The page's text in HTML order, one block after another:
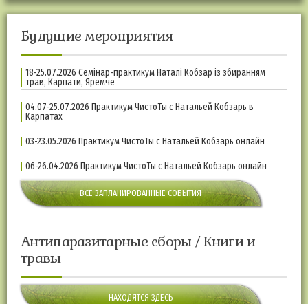
Будущие мероприятия
18-25.07.2026 Семінар-практикум Наталі Кобзар із збиранням
трав, Карпати, Яремче
04.07-25.07.2026 Практикум ЧистоТы с Натальей Кобзарь в
Карпатах
03-23.05.2026 Практикум ЧистоТы с Натальей Кобзарь онлайн
06-26.04.2026 Практикум ЧистоТы с Натальей Кобзарь онлайн
ВСЕ ЗАПЛАНИРОВАННЫЕ СОБЫТИЯ
Антипаразитарные сборы / Книги и
травы
НАХОДЯТСЯ ЗДЕСЬ